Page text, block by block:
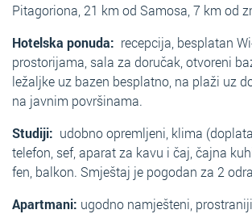
Pitagoriona, 21 km od Samosa, 7 km od
Hotelska ponuda: recepcija, besplatan
prostorijama, sala za doručak, otvoreni
ležaljke uz bazen besplatno, na plaži uz
na javnim površinama.
Studiji: udobno opremljeni, klima
telefon, sef, aparat za kavu i čaj, čajna
fen, balkon. Smještaj je pogodan za 2
Apartmani: ugodno namješteni,